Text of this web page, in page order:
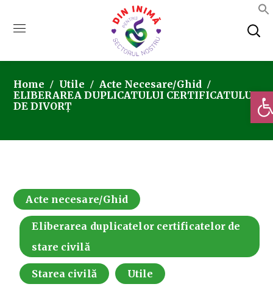
Home Utile
Acte Necesare/Ghid
ELIBERAREA DUPLICATULUI CERTIFICATULUI
DE DIVORȚ
Acte necesare/Ghid
Eliberarea duplicatelor certificatelor de
stare civilă
Starea civilă Utile